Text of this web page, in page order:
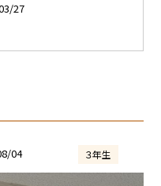
27
04 ３年生